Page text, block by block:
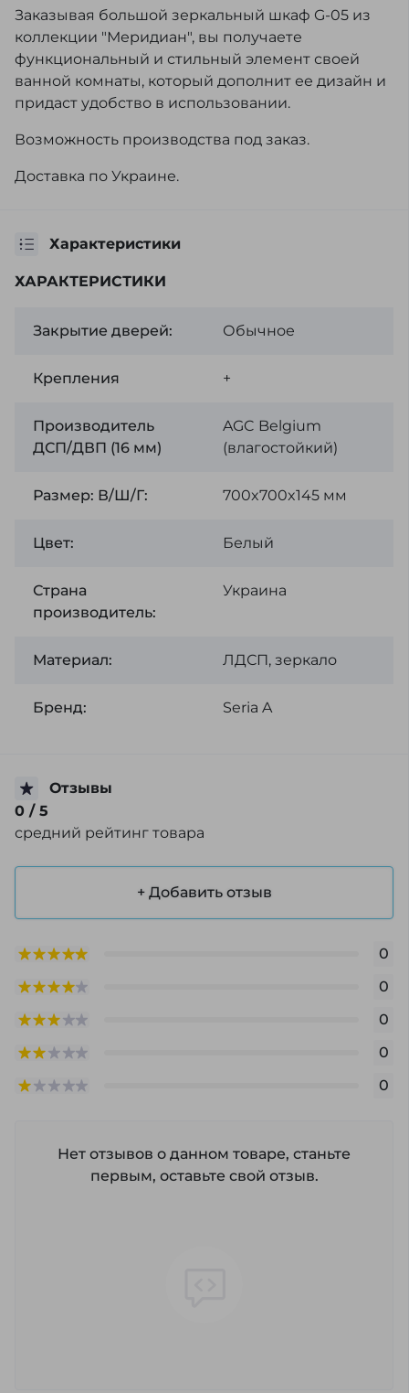
Заказывая большой зеркальный шкаф G-05 из
коллекции "Меридиан", вы получаете
функциональный и стильный элемент своей
ванной комнаты, который дополнит ее дизайн и
придаст удобство в использовании.
Возможность производства под заказ.
Доставка по Украине.
Характеристики
ХАРАКТЕРИСТИКИ
Закрытие дверей: Обычное
Крепления +
Производитель
ДСП/ДВП (16 мм)
AGC Belgium
(влагостойкий)
Размер: В/Ш/Г: 700x700x145 мм
Цвет: Белый
Страна
производитель:
Украина
Материал: ЛДСП, зеркало
Бренд: Seria A
Отзывы
0 / 5
средний рейтинг товара
+ Добавить отзыв
0
0
0
0
0
Нет отзывов о данном товаре, станьте
первым, оставьте свой отзыв.